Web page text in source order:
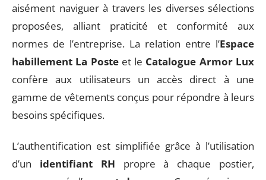
aisément naviguer à travers les diverses sélections
proposées, alliant praticité et conformité aux
normes de l’entreprise. La relation entre l’Espace
habillement La Posteet le Catalogue Armor Lux
confère aux utilisateurs un accès direct à une
gamme de vêtements conçus pour répondre à leurs
besoins spécifiques.
L’authentification est simplifiée grâce à l’utilisation
d’un identifiant RH propre à chaque postier,